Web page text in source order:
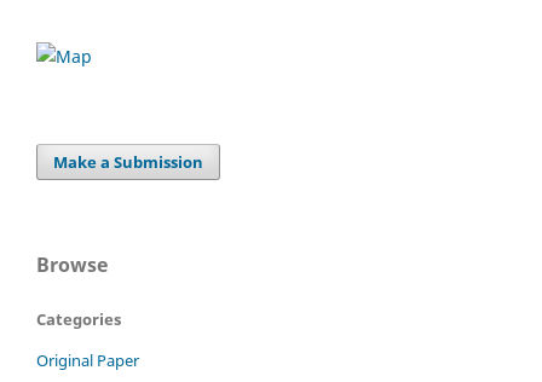
Make a Submission
Browse
Categories
Original Paper